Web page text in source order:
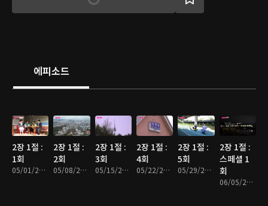
에피소드
2장 1절 :
1회
05/01/2024 • 1시간 3분
2장 1절 :
2회
05/08/2024 • 1시간 2분
2장 1절 :
3회
05/15/2024 • 1시간
2장 1절 :
4회
05/22/2024 • 1시간 2분
2장 1절 :
5회
05/29/2024 • 1시간 2분
2장 1절 :
스페셜 1
회
06/05/2024 • 1시간 2분